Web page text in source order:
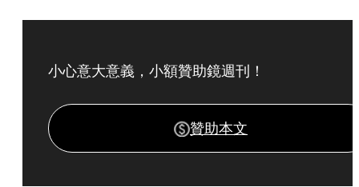
小心意大意義，小額贊助鏡週刊！
贊助本文